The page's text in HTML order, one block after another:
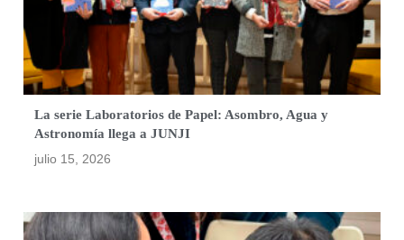
La serie Laboratorios de Papel: Asombro, Agua y
Astronomía llega a JUNJI
julio 15, 2026